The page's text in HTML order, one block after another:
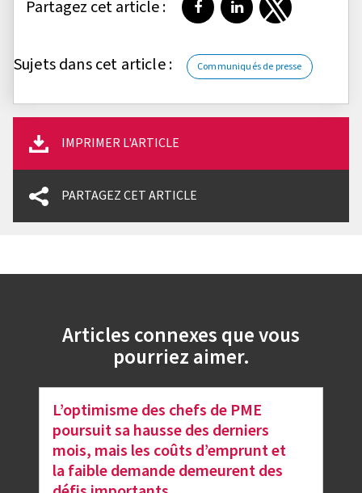
Partagez cet article : Partager sur Facebook
Partager surPartager sur
Sujets dans cet article : Communiqués de presse
IMPRIMER L'ARTICLE
PARTAGEZ CET ARTICLE
Articles connexes que vous
pourriez aimer.
L’optimisme des chefs de PME
poursuit sa hausse des derniers
mois, mais les coûts d’emprunt et
la faible demande demeurent des